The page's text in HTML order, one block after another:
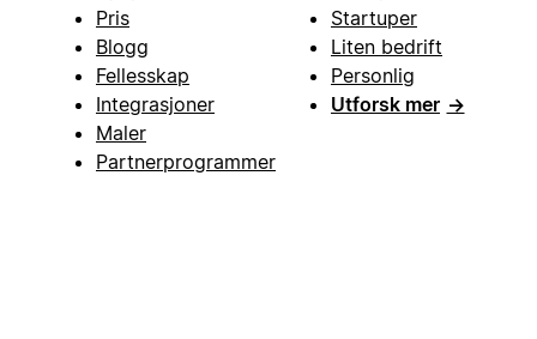
Pris
Blogg
Fellesskap
Integrasjoner
Maler
Partnerprogrammer
Startuper
Liten bedrift
Personlig
Utforsk mer →